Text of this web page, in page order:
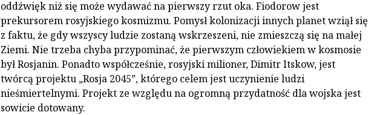
oddźwięk niż się może wydawać na pierwszy rzut oka. Fiodorow jest
prekursorem rosyjskiego kosmizmu. Pomysł kolonizacji innych planet wziął się
z faktu, że gdy wszyscy ludzie zostaną wskrzeszeni, nie zmieszczą się na małej
Ziemi. Nie trzeba chyba przypominać, że pierwszym człowiekiem w kosmosie
był Rosjanin. Ponadto współcześnie, rosyjski milioner, Dimitr Itskow, jest
twórcą projektu „Rosja 2045”, którego celem jest uczynienie ludzi
nieśmiertelnymi. Projekt ze względu na ogromną przydatność dla wojska jest
sowicie dotowany.